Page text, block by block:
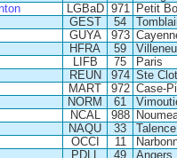
LGBaD 971
Petit
GEST 54
GUYA 973
HFRA 59
LIFB 75
Paris
REUN 974 Ste
MART 972 Case-
NORM 61
NCAL 988
NAQU 33
Talence
OCCI 11
PDLL 49
Angers